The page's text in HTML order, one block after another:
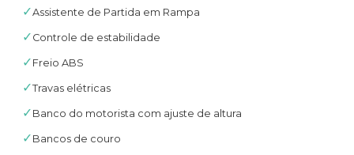
✓Assistente de Partida em Rampa
✓ Controle de estabilidade
✓ Freio ABS
✓Travas elétricas
✓ Banco do motorista com ajuste de altura
✓ Bancos de couro